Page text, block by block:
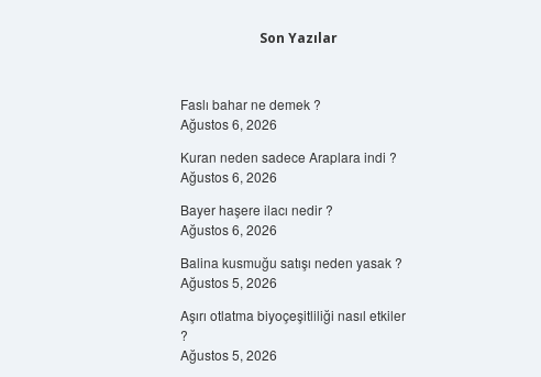
Son Yazılar
Faslı bahar ne demek ?
Ağustos 6, 2026
Kuran neden sadece Araplara indi ?
Ağustos 6, 2026
Bayer haşere ilacı nedir ?
Ağustos 6, 2026
Balina kusmuğu satışı neden yasak ?
Ağustos 5, 2026
Aşırı otlatma biyoçeşitliliği nasıl etkiler
?
Ağustos 5, 2026